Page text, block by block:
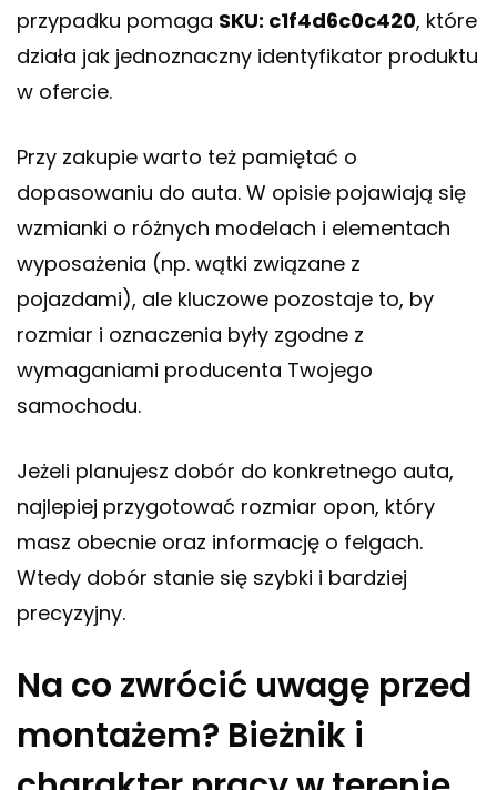
przypadku pomaga SKU: c1f4d6c0c420, które
działa jak jednoznaczny identyfikator produktu
w ofercie.
Przy zakupie warto też pamiętać o
dopasowaniu do auta. W opisie pojawiają się
wzmianki o różnych modelach i elementach
wyposażenia (np. wątki związane z
pojazdami), ale kluczowe pozostaje to, by
rozmiar i oznaczenia były zgodne z
wymaganiami producenta Twojego
samochodu.
Jeżeli planujesz dobór do konkretnego auta,
najlepiej przygotować rozmiar opon, który
masz obecnie oraz informację o felgach.
Wtedy dobór stanie się szybki i bardziej
precyzyjny.
Na co zwrócić uwagę przed
montażem? Bieżnik i